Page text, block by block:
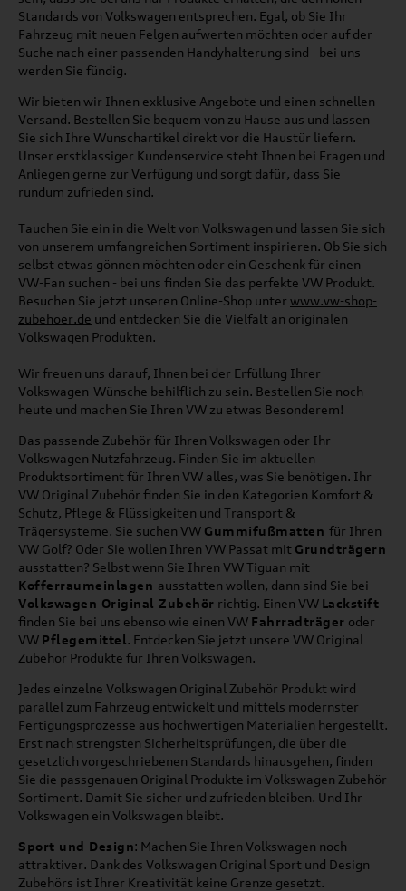
Standards von Volkswagen entsprechen. Egal, ob Sie Ihr
Fahrzeug mit neuen Felgen aufwerten möchten oder auf der
Suche nach einer passenden Handyhalterung sind - bei uns
werden Sie fündig.
Wir bieten wir Ihnen exklusive Angebote und einen schnellen
Versand. Bestellen Sie bequem von zu Hause aus und lassen
Sie sich Ihre Wunschartikel direkt vor die Haustür liefern.
Unser erstklassiger Kundenservice steht Ihnen bei Fragen und
Anliegen gerne zur Verfügung und sorgt dafür, dass Sie
rundum zufrieden sind.
Tauchen Sie ein in die Welt von Volkswagen und lassen Sie sich
von unserem umfangreichen Sortiment inspirieren. Ob Sie sich
selbst etwas gönnen möchten oder ein Geschenk für einen
VW-Fan suchen - bei uns finden Sie das perfekte VW Produkt.
Besuchen Sie jetzt unseren Online-Shop unter www.vw-shop-
zubehoer.de und entdecken Sie die Vielfalt an originalen
Volkswagen Produkten.
Wir freuen uns darauf, Ihnen bei der Erfüllung Ihrer
Volkswagen-Wünsche behilflich zu sein. Bestellen Sie noch
heute und machen Sie Ihren VW zu etwas Besonderem!
Das passende Zubehör für Ihren Volkswagen oder Ihr
Volkswagen Nutzfahrzeug. Finden Sie im aktuellen
Produktsortiment für Ihren VW alles, was Sie benötigen. Ihr
VW Original Zubehör finden Sie in den Kategorien Komfort &
Schutz, Pflege & Flüssigkeiten und Transport &
Trägersysteme. Sie suchen VW Gummifußmatten für Ihren
VW Golf? Oder Sie wollen Ihren VW Passat mit Grundträgern
ausstatten? Selbst wenn Sie Ihren VW Tiguan mit
Kofferraumeinlagen ausstatten wollen, dann sind Sie bei
Volkswagen Original Zubehör richtig. Einen VW Lackstift
finden Sie bei uns ebenso wie einen VW Fahrradträger oder
VW Pflegemittel. Entdecken Sie jetzt unsere VW Original
Zubehör Produkte für Ihren Volkswagen.
Jedes einzelne Volkswagen Original Zubehör Produkt wird
parallel zum Fahrzeug entwickelt und mittels modernster
Fertigungsprozesse aus hochwertigen Materialien hergestellt.
Erst nach strengsten Sicherheitsprüfungen, die über die
gesetzlich vorgeschriebenen Standards hinausgehen, finden
Sie die passgenauen Original Produkte im Volkswagen Zubehör
Sortiment. Damit Sie sicher und zufrieden bleiben. Und Ihr
Volkswagen ein Volkswagen bleibt.
Sport und Design: Machen Sie Ihren Volkswagen noch
attraktiver. Dank des Volkswagen Original Sport und Design
Zubehörs ist Ihrer Kreativität keine Grenze gesetzt.